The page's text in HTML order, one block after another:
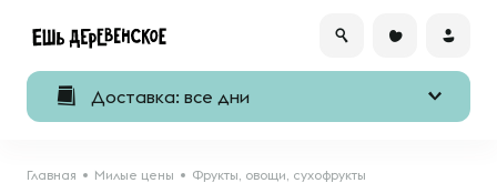
Доставка: все дни
Главная Милые цены Фрукты, овощи, сухофрукты